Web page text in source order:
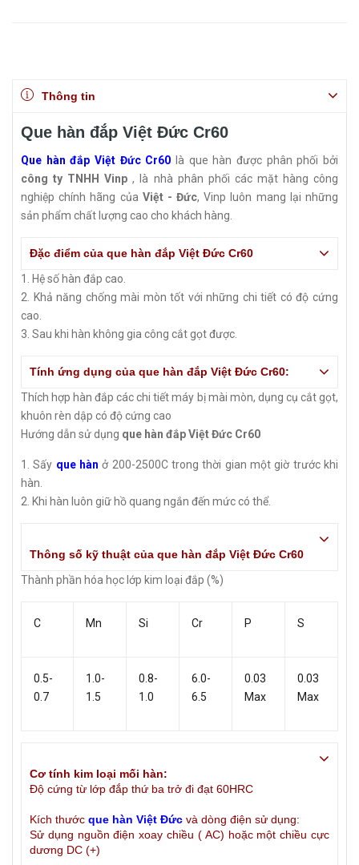
Thông tin
Que hàn đắp Việt Đức Cr60
Que hàn đắp Việt Đức Cr60 là que hàn được phân phối bởi
công ty TNHH Vinp , là nhà phân phối các mặt hàng công
nghiệp chính hãng của Việt - Đức, Vinp luôn mang lại những
sản phẩm chất lượng cao cho khách hàng.
Đặc điểm của que hàn đắp Việt Đức Cr60
1. Hệ số hàn đắp cao.
2. Khả năng chống mài mòn tốt với những chi tiết có độ cứng
cao.
3. Sau khi hàn không gia công cắt gọt được.
Tính ứng dụng của que hàn đắp Việt Đức Cr60:
Thích hợp hàn đắp các chi tiết máy bị mài mòn, dụng cụ cắt gọt,
khuôn rèn dập có độ cứng cao
Hướng dẫn sử dụng que hàn đắp Việt Đức Cr60
1. Sấy que hàn ở 200-2500C trong thời gian một giờ trước khi
hàn.
2. Khi hàn luôn giữ hồ quang ngắn đến mức có thể.
Thông số kỹ thuật của que hàn đắp Việt Đức Cr60
Thành phần hóa học lớp kim loại đắp (%)
C Mn Si Cr P S
0.5-
0.7
1.0-
1.5
0.8-
1.0
6.0-
6.5
0.03
Max
0.03
Max
Cơ tính kim loại mối hàn:
Độ cứng từ lớp đắp thứ ba trở đi đạt 60HRC
Kích thước que hàn Việt Đức và dòng điện sử dụng:
Sử dụng nguồn điện xoay chiều ( AC) hoặc một chiều cực
dương DC (+)